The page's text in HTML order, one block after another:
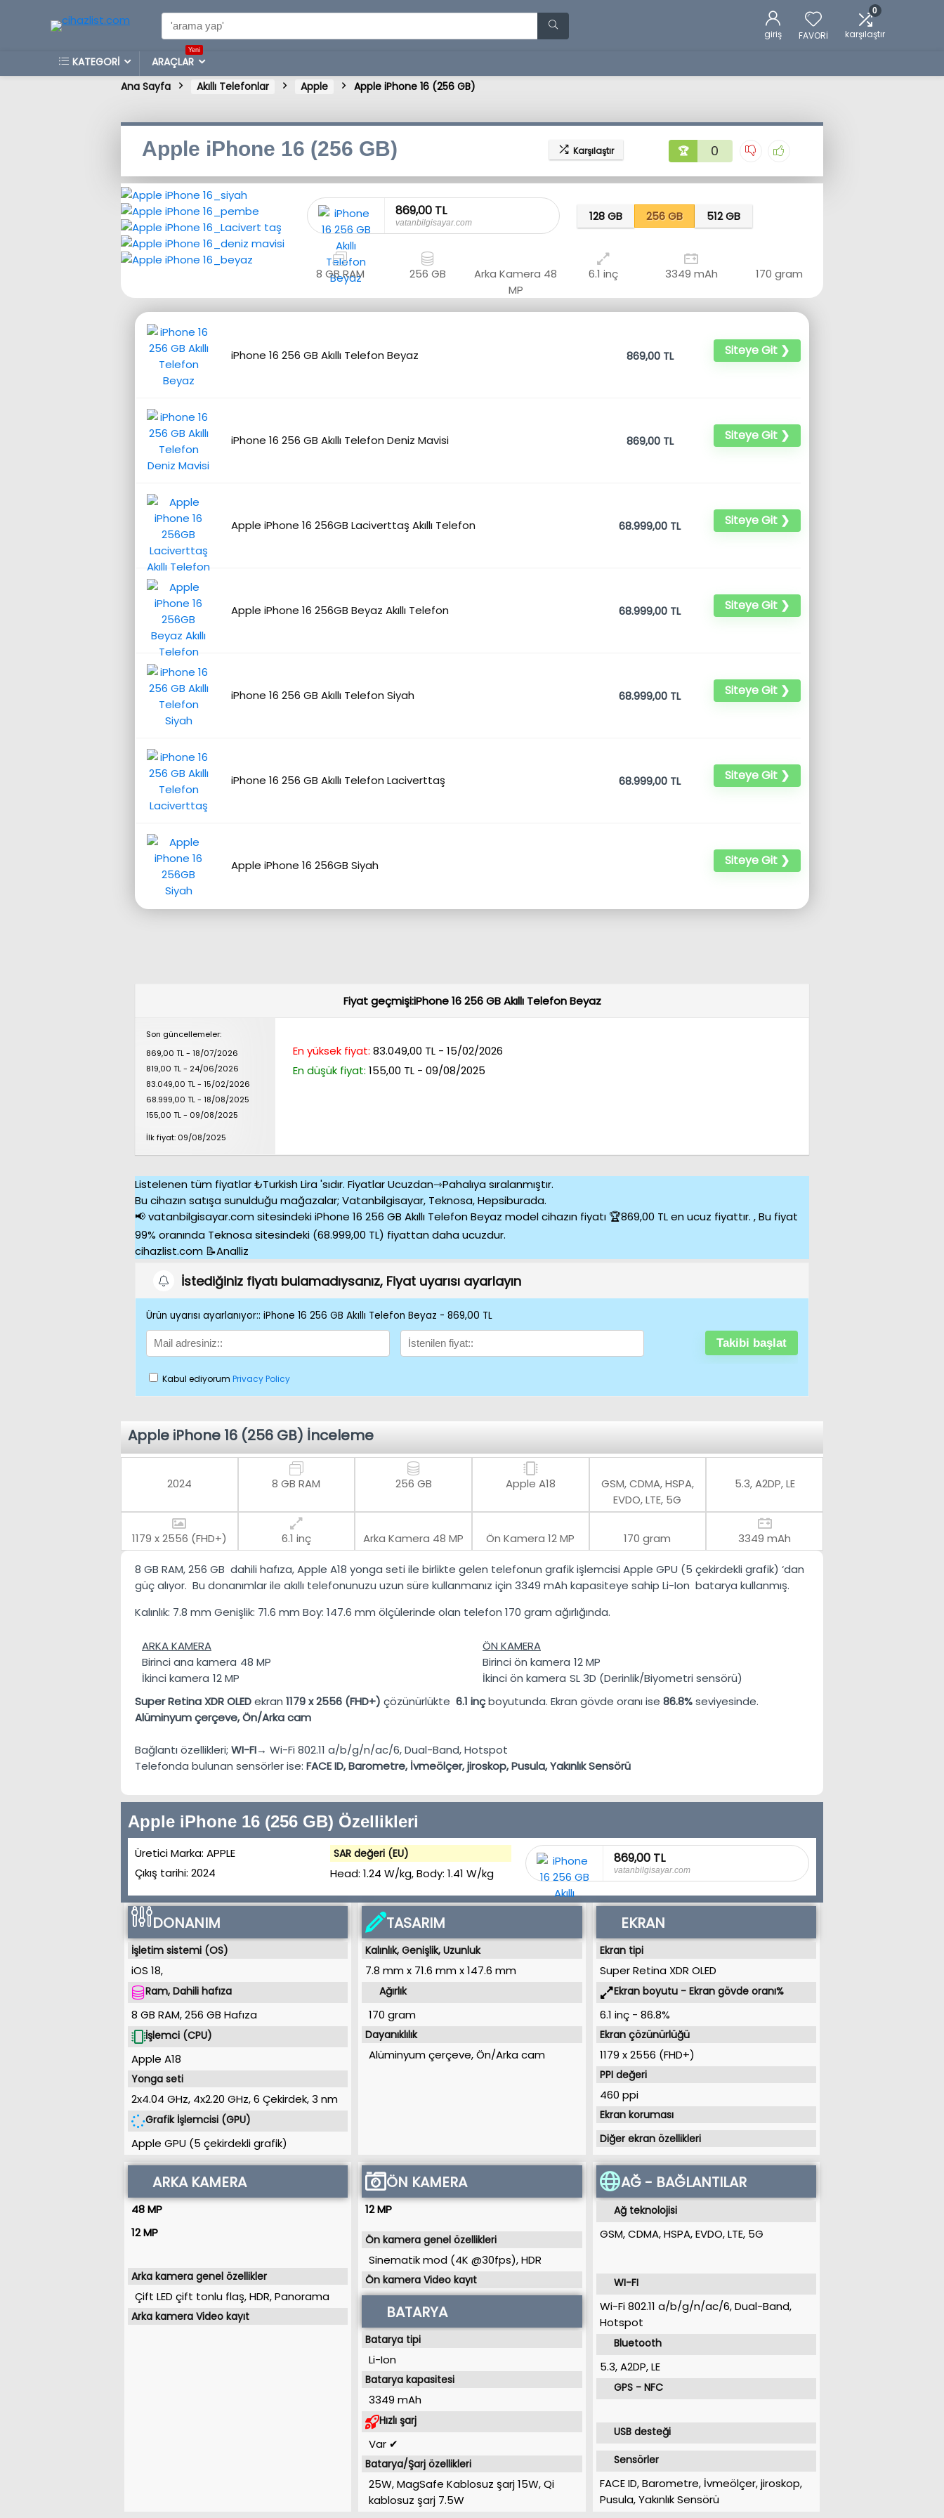
giriş FAVORİ
0
karşılaştır
KATEGORİ
Yeni
ARAÇLAR
Ana Sayfa
Akıllı Telefonlar Apple Apple iPhone 16 (256 GB)
Apple iPhone 16 (256 GB) Karşılaştır 🏆 0
869,00 TL
vatanbilgisayar.com 128 GB 256 GB 512 GB
8 GB RAM 256 GB Arka Kamera 48
MP
6.1 inç 3349 mAh 170 gram
iPhone 16 256 GB Akıllı Telefon Beyaz 869,00 TL Siteye Git ❯
iPhone 16 256 GB Akıllı Telefon Deniz Mavisi 869,00 TL Siteye Git ❯
Apple iPhone 16 256GB Laciverttaş Akıllı Telefon 68.999,00 TL Siteye Git ❯
Apple iPhone 16 256GB Beyaz Akıllı Telefon 68.999,00 TL Siteye Git ❯
iPhone 16 256 GB Akıllı Telefon Siyah 68.999,00 TL Siteye Git ❯
iPhone 16 256 GB Akıllı Telefon Laciverttaş 68.999,00 TL Siteye Git ❯
Apple iPhone 16 256GB Siyah Siteye Git ❯
Fiyat geçmişi:iPhone 16 256 GB Akıllı Telefon Beyaz
Son güncellemeler:
869,00 TL - 18/07/2026
819,00 TL - 24/06/2026
83.049,00 TL - 15/02/2026
68.999,00 TL - 18/08/2025
155,00 TL - 09/08/2025
İlk fiyat: 09/08/2025
En yüksek fiyat: 83.049,00 TL - 15/02/2026
En düşük fiyat: 155,00 TL - 09/08/2025
Listelenen tüm fiyatlar ₺Turkish Lira 'sıdır. Fiyatlar Ucuzdan⇾Pahalıya sıralanmıştır.
Bu cihazın satışa sunulduğu mağazalar; Vatanbilgisayar, Teknosa, Hepsiburada.
📢 vatanbilgisayar.com sitesindeki iPhone 16 256 GB Akıllı Telefon Beyaz model cihazın fiyatı 🏆869,00 TL en ucuz fiyattır. , Bu fiyat
99% oranında Teknosa sitesindeki (68.999,00 TL) fiyattan daha ucuzdur.
cihazlist.com 📝Analliz
İstediğiniz fiyatı bulamadıysanız, Fiyat uyarısı ayarlayın
Ürün uyarısı ayarlanıyor:: iPhone 16 256 GB Akıllı Telefon Beyaz - 869,00 TL
Kabul ediyorum Privacy Policy
Apple iPhone 16 (256 GB) İnceleme
2024 8 GB RAM 256 GB Apple A18
GSM, CDMA, HSPA,
EVDO, LTE, 5G
5.3, A2DP, LE
1179 x 2556 (FHD+) 6.1 inç Arka Kamera 48 MP Ön Kamera12 MP 170 gram 3349 mAh
8 GB RAM,256 GB dahili hafıza,Apple A18 yonga seti ile birlikte gelen telefonun grafik işlemcisi Apple GPU (5 çekirdekli grafik) ‘dan
güç alıyor. Bu donanımlar ile akıllı telefonunuzu uzun süre kullanmanız için 3349 mAh kapasiteye sahip Li-Ion batarya kullanmış.
Kalınlık: 7.8 mm Genişlik: 71.6 mm Boy: 147.6 mm ölçülerinde olan telefon 170 gram ağırlığında.
ARKA KAMERA
Birinci ana kamera 48 MP
İkinci kamera 12 MP
ÖN KAMERA
Birinci ön kamera 12 MP
İkinci ön kamera SL 3D (Derinlik/Biyometri sensörü)
Super Retina XDR OLEDekran 1179 x 2556 (FHD+) çözünürlükte 6.1 inçboyutunda. Ekran gövde oranı ise 86.8%seviyesinde.
Alüminyum çerçeve, Ön/Arka cam
Bağlantı özellikleri; WI-FI→ Wi-Fi 802.11 a/b/g/n/ac/6, Dual-Band, Hotspot
Telefonda bulunan sensörler ise: FACE ID, Barometre, İvmeölçer, jiroskop, Pusula, Yakınlık Sensörü
Apple iPhone 16 (256 GB) Özellikleri
Üretici Marka: APPLE
Çıkış tarihi: 2024
SAR değeri (EU)
Head: 1.24 W/kg, Body: 1.41 W/kg
869,00 TL
vatanbilgisayar.com
DONANIM
İşletim sistemi (OS)
iOS 18,
Ram, Dahili hafıza
8 GB RAM,256 GB Hafıza
İşlemci (CPU)
Apple A18
Yonga seti
2x4.04 GHz, 4x2.20 GHz, 6 Çekirdek,3 nm
Grafik İşlemcisi (GPU)
Apple GPU (5 çekirdekli grafik)
TASARIM
Kalınlık, Genişlik, Uzunluk
7.8 mmx 71.6 mmx147.6 mm
Ağırlık
170 gram
Dayanıklılık
Alüminyum çerçeve, Ön/Arka cam
EKRAN
Ekran tipi
Super Retina XDR OLED
Ekran boyutu - Ekran gövde oranı%
6.1 inç- 86.8%
Ekran çözünürlüğü
1179 x 2556 (FHD+)
PPI değeri
460 ppi
Ekran koruması
Diğer ekran özellikleri
ARKA KAMERA
48 MP
12 MP
Arka kamera genel özellikler
Çift LED çift tonlu flaş, HDR, Panorama
Arka kamera Video kayıt
ÖN KAMERA
12 MP
Ön kamera genel özellikleri
Sinematik mod (4K @30fps), HDR
Ön kamera Video kayıt
BATARYA
Batarya tipi
Li-Ion
Batarya kapasitesi
3349 mAh
Hızlı şarj
Var ✔
Batarya/Şarj özellikleri
25W, MagSafe Kablosuz şarj 15W, Qi
kablosuz şarj 7.5W
AĞ - BAĞLANTILAR
Ağ teknolojisi
GSM, CDMA, HSPA, EVDO, LTE, 5G
WI-FI
Wi-Fi 802.11 a/b/g/n/ac/6, Dual-Band,
Hotspot
Bluetooth
5.3, A2DP, LE
GPS - NFC
USB desteği
Sensörler
FACE ID, Barometre, İvmeölçer, jiroskop,
Pusula, Yakınlık Sensörü